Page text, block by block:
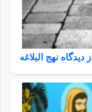
نهج البلاغه